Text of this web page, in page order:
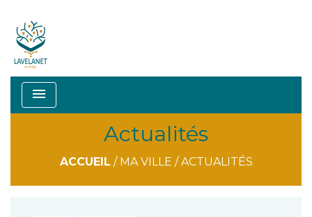
menu
Actualités
ACCUEIL / MA VILLE /ACTUALITÉS